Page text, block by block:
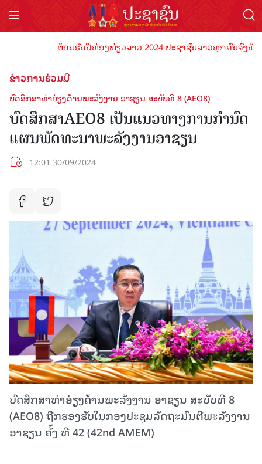
ຕ້ອນຮັບປີທ່ອງທ່ຽວລາວ 2024 ປະຊາຊົນລາວທຸກຄົນຈົ່ງພ້ອ
ຂ່າວການຮ່ວມມື
ບົດສຶກສາທ່າອ່ຽງດ້ານພະລັງງານ ອາຊຽນ ສະບັບທີ 8 (AEO8)
ບົດສຶກສາAEO8 ເປັນແນວທາງການກຳນົດ
ແຜນພັດທະນາພະລັງງານອາຊຽນ
12:01 30/09/2024
ບົດສຶກສາທ່າອ່ຽງດ້ານພະລັງງານ ອາຊຽນ ສະບັບທີ 8
(AEO8) ຖືກຮອງຮັບໃນກອງປະຊຸມລັດຖະມົນຕີພະລັງງານ
ອາຊຽນ ຄັ້ງ ທີ 42 (42nd AMEM)